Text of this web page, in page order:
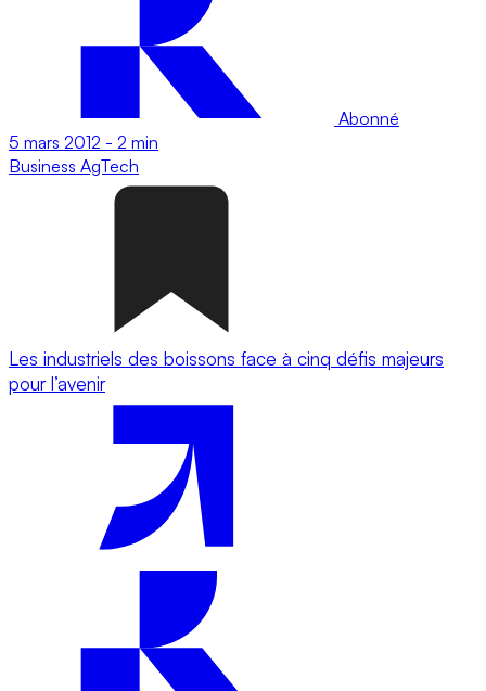
Abonné
5 mars 2012 - 2 min
Business AgTech
Les industriels des boissons face à cinq défis majeurs
pour l’avenir